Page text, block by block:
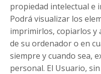
propiedad intelectual e
Podrá visualizar los
imprimirlos, copiarlos y
de su ordenador o en
siempre y cuando sea,
personal. El Usuario,